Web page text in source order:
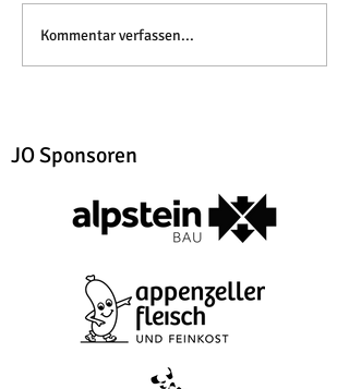
Kommentar verfassen...
JO Sponsoren